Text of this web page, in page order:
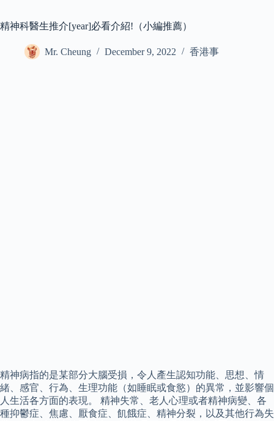
精神科醫生推介[year]必看介紹!（小編推薦）
Mr. Cheung December 9, 2022 香港事
精神病指的是某部分大腦受損，令人產生認知功能、思想、情
緒、感官、行為、生理功能（如睡眠或食慾）的異常，並影響個
人生活各方面的表現。 精神失常、老人心理或者精神病變、各
種抑鬱症、焦慮、厭食症、飢餓症、精神分裂，以及其他行為失